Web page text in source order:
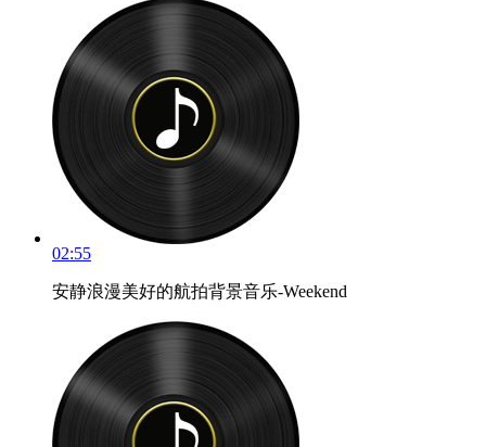
02:55
安静浪漫美好的航拍背景音乐-Weekend